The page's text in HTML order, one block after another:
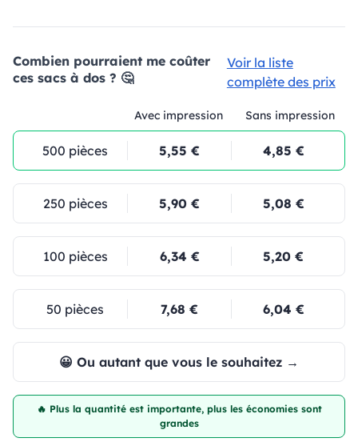
Combien pourraient me coûter
ces sacs à dos ? 🤔
Voir la liste
complète des prix
Avec impression Sans impression
500 pièces 5,55 € 4,85 €
250 pièces 5,90 € 5,08 €
100 pièces 6,34 € 5,20 €
50 pièces 7,68 € 6,04 €
😀 Ou autant que vous le souhaitez →
🔥 Plus la quantité est importante, plus les économies sont
grandes